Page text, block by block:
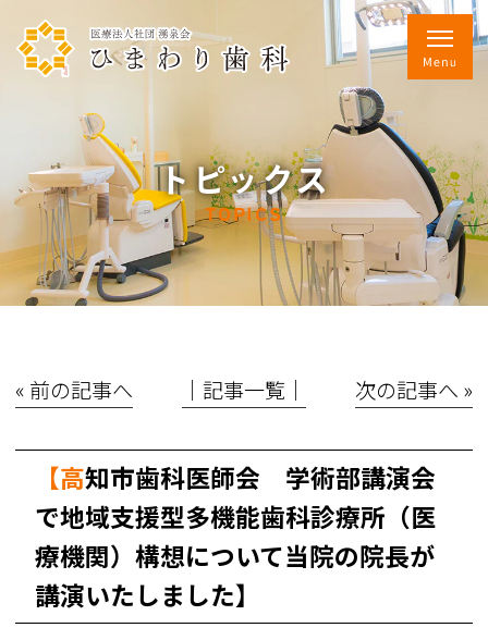
トピックス
TOPICS
« 前の記事へ │記事一覧│ 次の記事へ »
【高知市歯科医師会 学術部講演会
で地域支援型多機能歯科診療所（医
療機関）構想について当院の院長が
講演いたしました】